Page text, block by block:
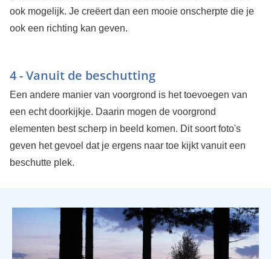
ook mogelijk. Je creëert dan een mooie onscherpte die je
ook een richting kan geven.
4 - Vanuit de beschutting
Een andere manier van voorgrond is het toevoegen van
een echt doorkijkje. Daarin mogen de voorgrond
elementen best scherp in beeld komen. Dit soort foto's
geven het gevoel dat je ergens naar toe kijkt vanuit een
beschutte plek.